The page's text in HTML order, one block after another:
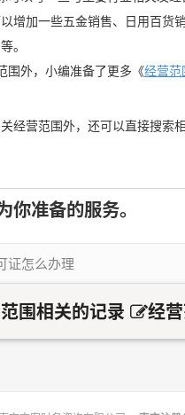
增加一些五金销售、日用百货
。
围外，小编准备了更多《经营
经营范围外，还可以直接搜索
你准备的服务。
证怎么办理
围相关的记录 经